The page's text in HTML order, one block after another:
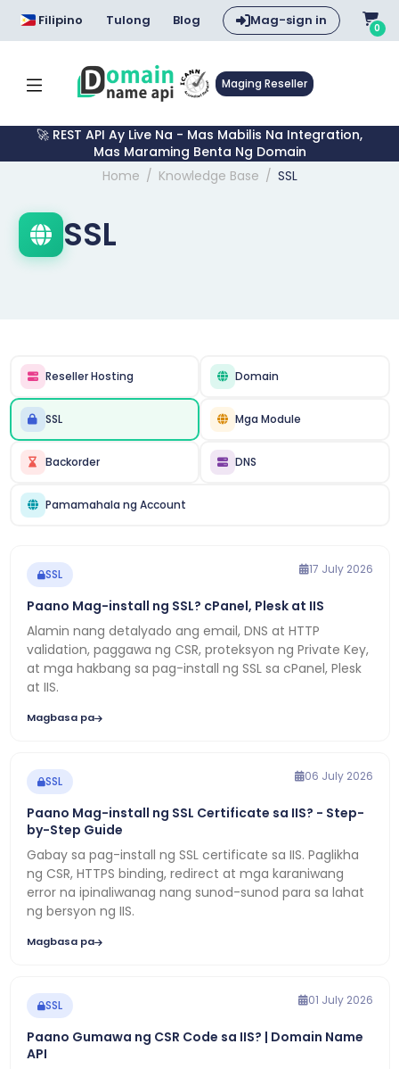
Filipino Tulong Blog Mag-sign in 0
Maging Reseller
🚀 REST API Ay Live Na - Mas Mabilis Na Integration,
Mas Maraming Benta Ng Domain
Home
Knowledge Base SSL
SSL
Reseller Hosting Domain
SSL Mga Module
Backorder DNS
Pamamahala ng Account
SSL 17 July 2026
Paano Mag-install ng SSL? cPanel, Plesk at IIS
Alamin nang detalyado ang email, DNS at HTTP
validation, paggawa ng CSR, proteksyon ng Private Key,
at mga hakbang sa pag-install ng SSL sa cPanel, Plesk
at IIS.
Magbasa pa
SSL 06 July 2026
Paano Mag-install ng SSL Certificate sa IIS? - Step-
by-Step Guide
Gabay sa pag-install ng SSL certificate sa IIS. Paglikha
ng CSR, HTTPS binding, redirect at mga karaniwang
error na ipinaliwanag nang sunod-sunod para sa lahat
ng bersyon ng IIS.
Magbasa pa
SSL 01 July 2026
Paano Gumawa ng CSR Code sa IIS? | Domain Name
API